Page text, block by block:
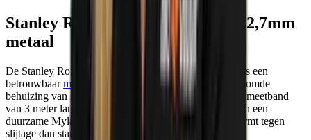
Stanley Rolmaat Powerlock 3mx12,7mm
metaal
De Stanley Rolmaat Powerlock 3m (model 0-33-218) is een
betrouwbaarmeetinstrument
met een robuuste, verchroomde
behuizing van schokvast ABS. Deze rolmaat heeft een meetband
van 3 meter lang en 12,7 millimeter breed, voorzien van een
duurzame Mylar®-coating die tot 10 keer beter beschermt tegen
slijtage dan standaard meetbanden.